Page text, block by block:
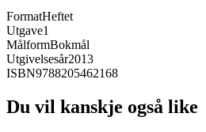
FormatHeftet
Utgave1
MålformBokmål
Utgivelsesår2013
ISBN9788205462168
Du vil kanskje også like